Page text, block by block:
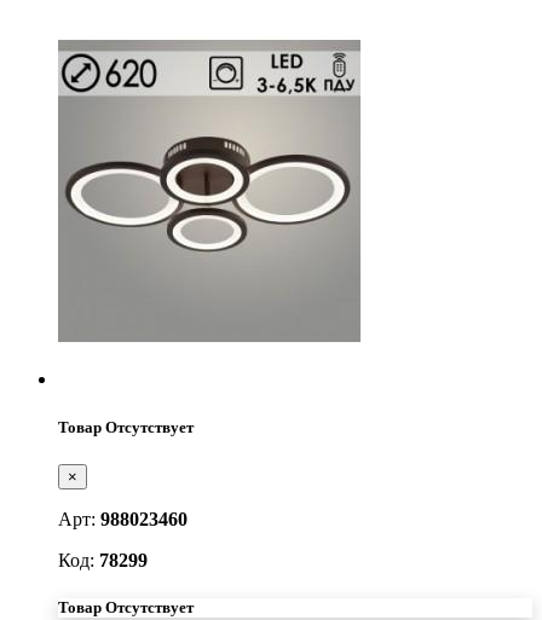
Товар Отсутствует
×
Арт: 988023460
Код: 78299
Товар Отсутствует